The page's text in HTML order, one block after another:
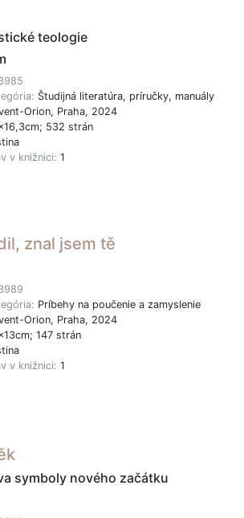
teologie
Študijná literatúra, príručky, manuály
Orion, Praha, 2024
532 strán
v knižnici: 1
znal jsem tě
Príbehy na poučenie a zamyslenie
Orion, Praha, 2024
147 strán
v knižnici: 1
symboly nového začátku